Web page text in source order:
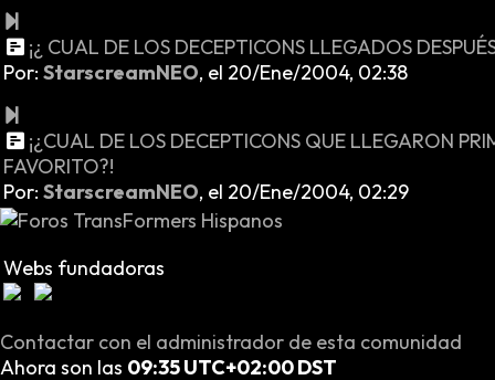
¡¿ CUAL DE LOS DECEPTICONS LLEGADOS
Por: StarscreamNEO, el 20/Ene/2004, 02:38
¡¿CUAL DE LOS DECEPTICONS QUE LLEGARON
FAVORITO?!
Por: StarscreamNEO, el 20/Ene/2004, 02:29
Webs fundadoras
Contactar con el administrador de esta comunidad
Ahora son las 09:35 UTC+02:00 DST